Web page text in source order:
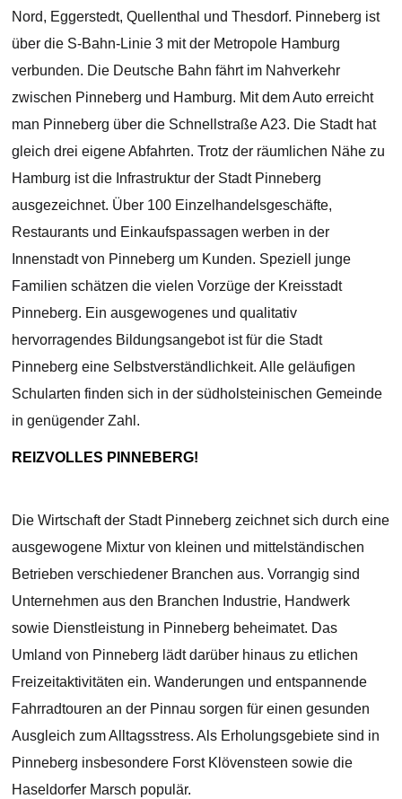
Nord, Eggerstedt, Quellenthal und Thesdorf. Pinneberg ist
über die S-Bahn-Linie 3 mit der Metropole Hamburg
verbunden. Die Deutsche Bahn fährt im Nahverkehr
zwischen Pinneberg und Hamburg. Mit dem Auto erreicht
man Pinneberg über die Schnellstraße A23. Die Stadt hat
gleich drei eigene Abfahrten. Trotz der räumlichen Nähe zu
Hamburg ist die Infrastruktur der Stadt Pinneberg
ausgezeichnet. Über 100 Einzelhandelsgeschäfte,
Restaurants und Einkaufspassagen werben in der
Innenstadt von Pinneberg um Kunden. Speziell junge
Familien schätzen die vielen Vorzüge der Kreisstadt
Pinneberg. Ein ausgewogenes und qualitativ
hervorragendes Bildungsangebot ist für die Stadt
Pinneberg eine Selbstverständlichkeit. Alle geläufigen
Schularten finden sich in der südholsteinischen Gemeinde
in genügender Zahl.
REIZVOLLES PINNEBERG!
Die Wirtschaft der Stadt Pinneberg zeichnet sich durch eine
ausgewogene Mixtur von kleinen und mittelständischen
Betrieben verschiedener Branchen aus. Vorrangig sind
Unternehmen aus den Branchen Industrie, Handwerk
sowie Dienstleistung in Pinneberg beheimatet. Das
Umland von Pinneberg lädt darüber hinaus zu etlichen
Freizeitaktivitäten ein. Wanderungen und entspannende
Fahrradtouren an der Pinnau sorgen für einen gesunden
Ausgleich zum Alltagsstress. Als Erholungsgebiete sind in
Pinneberg insbesondere Forst Klövensteen sowie die
Haseldorfer Marsch populär.